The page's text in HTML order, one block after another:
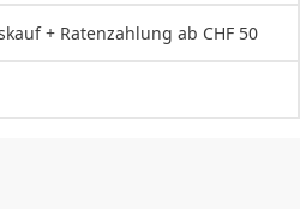
+ Ratenzahlung ab CHF 50